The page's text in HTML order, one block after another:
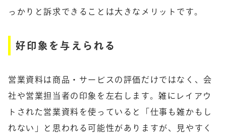
っかりと訴求できることは大きなメリットです。
好印象を与えられる
営業資料は商品・サービスの評価だけではなく、会
社や営業担当者の印象を左右します。雑にレイアウ
トされた営業資料を使っていると「仕事も雑かもし
れない」と思われる可能性がありますが、見やすく